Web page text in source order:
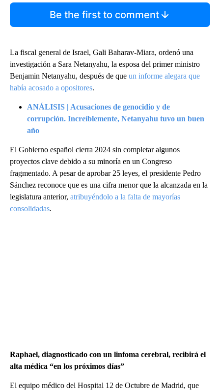
Be the first to comment
La fiscal general de Israel, Gali Baharav-Miara, ordenó una
investigación a Sara Netanyahu, la esposa del primer ministro
Benjamin Netanyahu, después de que un informe alegara que
había acosado a opositores.
ANÁLISIS | Acusaciones de genocidio y de
corrupción. Increíblemente, Netanyahu tuvo un buen
año
El Gobierno español cierra 2024 sin completar algunos
proyectos clave debido a su minoría en un Congreso
fragmentado. A pesar de aprobar 25 leyes, el presidente Pedro
Sánchez reconoce que es una cifra menor que la alcanzada en la
legislatura anterior, atribuyéndolo a la falta de mayorías
consolidadas.
Raphael, diagnosticado con un linfoma cerebral, recibirá el
alta médica “en los próximos días”
El equipo médico del Hospital 12 de Octubre de Madrid, que